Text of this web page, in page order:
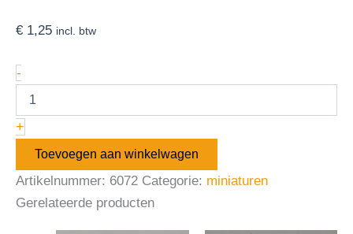
€ 1,25 incl. btw
-
+
Toevoegen aan winkelwagen
Artikelnummer: 6072 Categorie: miniaturen
Gerelateerde producten